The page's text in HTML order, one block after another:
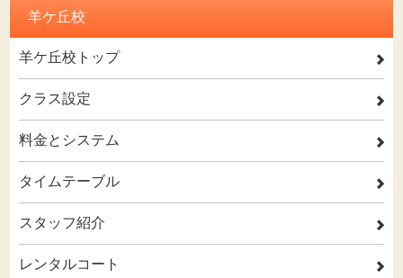
羊ケ丘校
羊ケ丘校トップ 2
クラス設定 2
料金とシステム 2
タイムテーブル 2
スタッフ紹介 2
レンタルコート 2